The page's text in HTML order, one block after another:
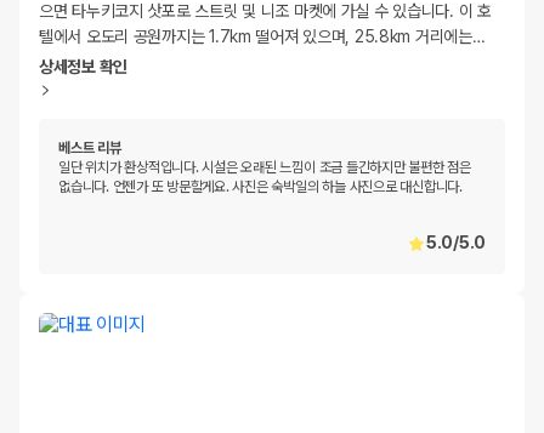
으면 타누키코지 삿포로 스트릿 및 니조 마켓에 가실 수 있습니다. 이 호
텔에서 오도리 공원까지는 1.7km 떨어져 있으며, 25.8km 거리에는…
상세정보 확인
베스트 리뷰
일단 위치가 환상적입니다. 시설은 오래된 느낌이 조금 들긴하지만 불편한 점은
없습니다. 언젠가 또 방문할게요. 사진은 숙박일의 하늘 사진으로 대신합니다.
5.0/5.0